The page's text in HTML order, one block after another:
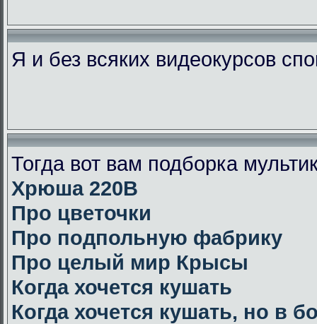
Я и без всяких видеокурсов
Тогда вот вам подборка
Хрюша 220В
Про цветочки
Про подпольную фабрику
Про целый мир Крысы
Когда хочется кушать
Когда хочется кушать, но в